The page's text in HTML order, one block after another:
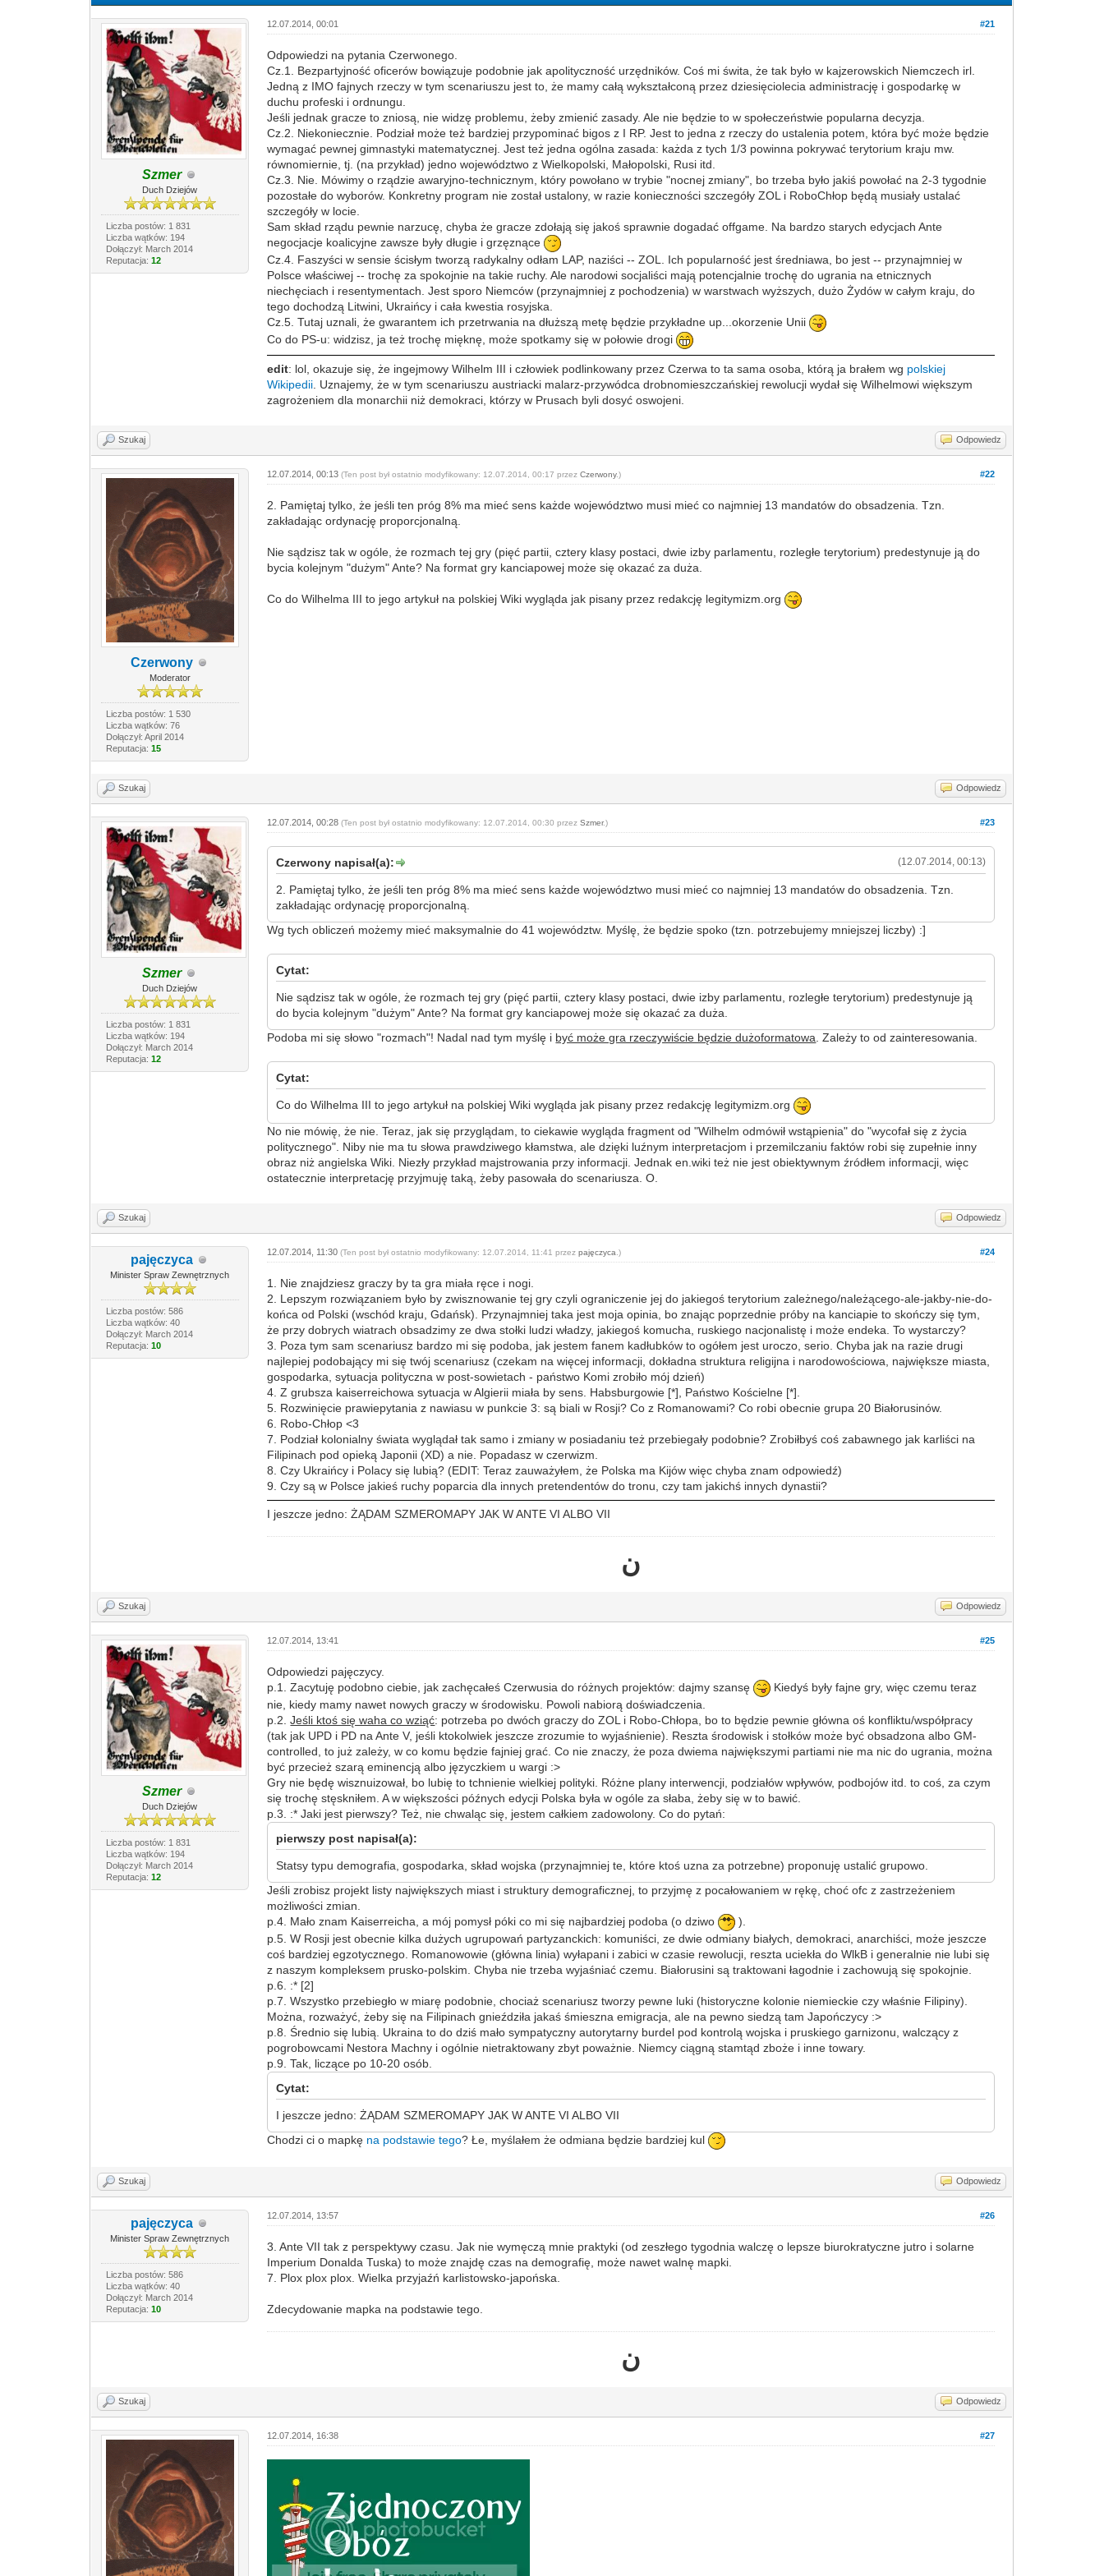
Szmer
Duch Dziejów
Liczba postów: 1 831
Liczba wątków: 194
Dołączył: March 2014
Reputacja: 12
#21
12.07.2014, 00:01
Odpowiedzi na pytania Czerwonego.
Cz.1. Bezpartyjność oficerów bowiązuje podobnie jak apolityczność urzędników. Coś mi świta, że tak było w kajzerowskich Niemczech irl.
Jedną z IMO fajnych rzeczy w tym scenariuszu jest to, że mamy całą wykształconą przez dziesięciolecia administrację i gospodarkę w
duchu profeski i ordnungu.
Jeśli jednak gracze to zniosą, nie widzę problemu, żeby zmienić zasady. Ale nie będzie to w społeczeństwie popularna decyzja.
Cz.2. Niekoniecznie. Podział może też bardziej przypominać bigos z I RP. Jest to jedna z rzeczy do ustalenia potem, która być może będzie
wymagać pewnej gimnastyki matematycznej. Jest też jedna ogólna zasada: każda z tych 1/3 powinna pokrywać terytorium kraju mw.
równomiernie, tj. (na przykład) jedno województwo z Wielkopolski, Małopolski, Rusi itd.
Cz.3. Nie. Mówimy o rządzie awaryjno-technicznym, który powołano w trybie "nocnej zmiany", bo trzeba było jakiś powołać na 2-3 tygodnie
pozostałe do wyborów. Konkretny program nie został ustalony, w razie konieczności szczegóły ZOL i RoboChłop będą musiały ustalać
szczegóły w locie.
Sam skład rządu pewnie narzucę, chyba że gracze zdołają się jakoś sprawnie dogadać offgame. Na bardzo starych edycjach Ante
negocjacje koalicyjne zawsze były długie i grzęznące
Cz.4. Faszyści w sensie ścisłym tworzą radykalny odłam LAP, naziści -- ZOL. Ich popularność jest średniawa, bo jest -- przynajmniej w
Polsce właściwej -- trochę za spokojnie na takie ruchy. Ale narodowi socjaliści mają potencjalnie trochę do ugrania na etnicznych
niechęciach i resentymentach. Jest sporo Niemców (przynajmniej z pochodzenia) w warstwach wyższych, dużo Żydów w całym kraju, do
tego dochodzą Litwini, Ukraińcy i cała kwestia rosyjska.
Cz.5. Tutaj uznali, że gwarantem ich przetrwania na dłuższą metę będzie przykładne up...okorzenie Unii
Co do PS-u: widzisz, ja też trochę mięknę, może spotkamy się w połowie drogi
edit: lol, okazuje się, że ingejmowy Wilhelm III i człowiek podlinkowany przez Czerwa to ta sama osoba, którą ja brałem wg polskiej
Wikipedii . Uznajemy, że w tym scenariuszu austriacki malarz-przywódca drobnomieszczańskiej rewolucji wydał się Wilhelmowi większym
zagrożeniem dla monarchii niż demokraci, którzy w Prusach byli dosyć oswojeni.
Szukaj Odpowiedz
Czerwony
Moderator
Liczba postów: 1 530
Liczba wątków: 76
Dołączył: April 2014
Reputacja: 15
#22
12.07.2014, 00:13(Ten post był ostatnio modyfikowany: 12.07.2014, 00:17 przezCzerwony.)
2. Pamiętaj tylko, że jeśli ten próg 8% ma mieć sens każde województwo musi mieć co najmniej 13 mandatów do obsadzenia. Tzn.
zakładając ordynację proporcjonalną.
Nie sądzisz tak w ogóle, że rozmach tej gry (pięć partii, cztery klasy postaci, dwie izby parlamentu, rozległe terytorium) predestynuje ją do
bycia kolejnym "dużym" Ante? Na format gry kanciapowej może się okazać za duża.
Co do Wilhelma III to jego artykuł na polskiej Wiki wygląda jak pisany przez redakcję legitymizm.org
Szukaj Odpowiedz
Szmer
Duch Dziejów
Liczba postów: 1 831
Liczba wątków: 194
Dołączył: March 2014
Reputacja: 12
#23
12.07.2014, 00:28(Ten post był ostatnio modyfikowany: 12.07.2014, 00:30 przezSzmer.)
(12.07.2014, 00:13)
Czerwony napisał(a):
2. Pamiętaj tylko, że jeśli ten próg 8% ma mieć sens każde województwo musi mieć co najmniej 13 mandatów do obsadzenia. Tzn.
zakładając ordynację proporcjonalną.
Wg tych obliczeń możemy mieć maksymalnie do 41 województw. Myślę, że będzie spoko (tzn. potrzebujemy mniejszej liczby) :]
Cytat:
Nie sądzisz tak w ogóle, że rozmach tej gry (pięć partii, cztery klasy postaci, dwie izby parlamentu, rozległe terytorium) predestynuje ją
do bycia kolejnym "dużym" Ante? Na format gry kanciapowej może się okazać za duża.
Podoba mi się słowo "rozmach"! Nadal nad tym myślę i być może gra rzeczywiście będzie dużoformatowa . Zależy to od zainteresowania.
Cytat:
Co do Wilhelma III to jego artykuł na polskiej Wiki wygląda jak pisany przez redakcję legitymizm.org
No nie mówię, że nie. Teraz, jak się przyglądam, to ciekawie wygląda fragment od "Wilhelm odmówił wstąpienia" do "wycofał się z życia
politycznego". Niby nie ma tu słowa prawdziwego kłamstwa, ale dzięki luźnym interpretacjom i przemilczaniu faktów robi się zupełnie inny
obraz niż angielska Wiki. Niezły przykład majstrowania przy informacji. Jednak en.wiki też nie jest obiektywnym źródłem informacji, więc
ostatecznie interpretację przyjmuję taką, żeby pasowała do scenariusza. O.
Szukaj Odpowiedz
pajęczyca
Minister Spraw Zewnętrznych
Liczba postów: 586
Liczba wątków: 40
Dołączył: March 2014
Reputacja: 10
#24
12.07.2014, 11:30(Ten post był ostatnio modyfikowany: 12.07.2014, 11:41 przezpajęczyca .)
1. Nie znajdziesz graczy by ta gra miała ręce i nogi.
2. Lepszym rozwiązaniem było by zwisznowanie tej gry czyli ograniczenie jej do jakiegoś terytorium zależnego/należącego-ale-jakby-nie-do-
końca od Polski (wschód kraju, Gdańsk). Przynajmniej taka jest moja opinia, bo znając poprzednie próby na kanciapie to skończy się tym,
że przy dobrych wiatrach obsadzimy ze dwa stołki ludzi władzy, jakiegoś komucha, ruskiego nacjonalistę i może endeka. To wystarczy?
3. Poza tym sam scenariusz bardzo mi się podoba, jak jestem fanem kadłubków to ogółem jest uroczo, serio. Chyba jak na razie drugi
najlepiej podobający mi się twój scenariusz (czekam na więcej informacji, dokładna struktura religijna i narodowościowa, największe miasta,
gospodarka, sytuacja polityczna w post-sowietach - państwo Komi zrobiło mój dzień)
4. Z grubsza kaiserreichowa sytuacja w Algierii miała by sens. Habsburgowie [*], Państwo Kościelne [*].
5. Rozwinięcie prawiepytania z nawiasu w punkcie 3: są biali w Rosji? Co z Romanowami? Co robi obecnie grupa 20 Białorusinów.
6. Robo-Chłop <3
7. Podział kolonialny świata wyglądał tak samo i zmiany w posiadaniu też przebiegały podobnie? Zrobiłbyś coś zabawnego jak karliści na
Filipinach pod opieką Japonii (XD) a nie. Popadasz w czerwizm.
8. Czy Ukraińcy i Polacy się lubią? (EDIT: Teraz zauważyłem, że Polska ma Kijów więc chyba znam odpowiedź)
9. Czy są w Polsce jakieś ruchy poparcia dla innych pretendentów do tronu, czy tam jakichś innych dynastii?
I jeszcze jedno: ŻĄDAM SZMEROMAPY JAK W ANTE VI ALBO VII
ن
Szukaj Odpowiedz
Szmer
Duch Dziejów
Liczba postów: 1 831
Liczba wątków: 194
Dołączył: March 2014
Reputacja: 12
#25
12.07.2014, 13:41
Odpowiedzi pajęczycy.
p.1. Zacytuję podobno ciebie, jak zachęcałeś Czerwusia do różnych projektów: dajmy szansę
Kiedyś były fajne gry, więc czemu teraz
nie, kiedy mamy nawet nowych graczy w środowisku. Powoli nabiorą doświadczenia.
p.2.Jeśli ktoś się waha co wziąć: potrzeba po dwóch graczy do ZOL i Robo-Chłopa, bo to będzie pewnie główna oś konfliktu/współpracy
(tak jak UPD i PD na Ante V, jeśli ktokolwiek jeszcze zrozumie to wyjaśnienie). Reszta środowisk i stołków może być obsadzona albo GM-
controlled, to już zależy, w co komu będzie fajniej grać. Co nie znaczy, że poza dwiema największymi partiami nie ma nic do ugrania, można
być przecież szarą eminencją albo języczkiem u wargi :>
Gry nie będę wisznuizował, bo lubię to tchnienie wielkiej polityki. Różne plany interwencji, podziałów wpływów, podbojów itd. to coś, za czym
się trochę stęskniłem. A w większości późnych edycji Polska była w ogóle za słaba, żeby się w to bawić.
p.3. :* Jaki jest pierwszy? Też, nie chwaląc się, jestem całkiem zadowolony. Co do pytań:
pierwszy post napisał(a):
Statsy typu demografia, gospodarka, skład wojska (przynajmniej te, które ktoś uzna za potrzebne) proponuję ustalić grupowo.
Jeśli zrobisz projekt listy największych miast i struktury demograficznej, to przyjmę z pocałowaniem w rękę, choć ofc z zastrzeżeniem
możliwości zmian.
p.4. Mało znam Kaiserreicha, a mój pomysł póki co mi się najbardziej podoba (o dziwo
).
p.5. W Rosji jest obecnie kilka dużych ugrupowań partyzanckich: komuniści, ze dwie odmiany białych, demokraci, anarchiści, może jeszcze
coś bardziej egzotycznego. Romanowowie (główna linia) wyłapani i zabici w czasie rewolucji, reszta uciekła do WlkB i generalnie nie lubi się
z naszym kompleksem prusko-polskim. Chyba nie trzeba wyjaśniać czemu. Białorusini są traktowani łagodnie i zachowują się spokojnie.
p.6. :* [2]
p.7. Wszystko przebiegło w miarę podobnie, chociaż scenariusz tworzy pewne luki (historyczne kolonie niemieckie czy właśnie Filipiny).
Można, rozważyć, żeby się na Filipinach gnieździła jakaś śmieszna emigracja, ale na pewno siedzą tam Japończycy :>
p.8. Średnio się lubią. Ukraina to do dziś mało sympatyczny autorytarny burdel pod kontrolą wojska i pruskiego garnizonu, walczący z
pogrobowcami Nestora Machny i ogólnie nietraktowany zbyt poważnie. Niemcy ciągną stamtąd zboże i inne towary.
p.9. Tak, liczące po 10-20 osób.
Cytat:
I jeszcze jedno: ŻĄDAM SZMEROMAPY JAK W ANTE VI ALBO VII
Chodzi ci o mapkę na podstawie tego? Łe, myślałem że odmiana będzie bardziej kul
Szukaj Odpowiedz
pajęczyca
Minister Spraw Zewnętrznych
Liczba postów: 586
Liczba wątków: 40
Dołączył: March 2014
Reputacja: 10
#26
12.07.2014, 13:57
3. Ante VII tak z perspektywy czasu. Jak nie wymęczą mnie praktyki (od zeszłego tygodnia walczę o lepsze biurokratyczne jutro i solarne
Imperium Donalda Tuska) to może znajdę czas na demografię, może nawet walnę mapki.
7. Plox plox plox. Wielka przyjaźń karlistowsko-japońska.
Zdecydowanie mapka na podstawie tego.
ن
Szukaj Odpowiedz
#27
12.07.2014, 16:38